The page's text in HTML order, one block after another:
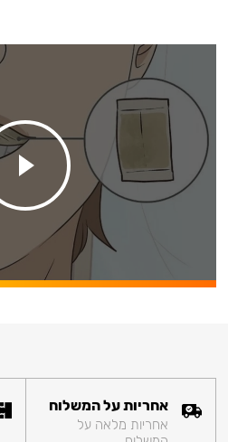
אחריות על המשלוח
אחריות מלאה על